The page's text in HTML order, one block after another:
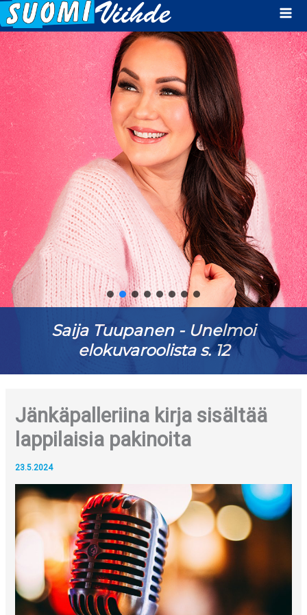
Saija Tuupanen - Unelmoi
elokuvaroolista s. 12
Jänkäpalleriina kirja sisältää
lappilaisia pakinoita
23.5.2024